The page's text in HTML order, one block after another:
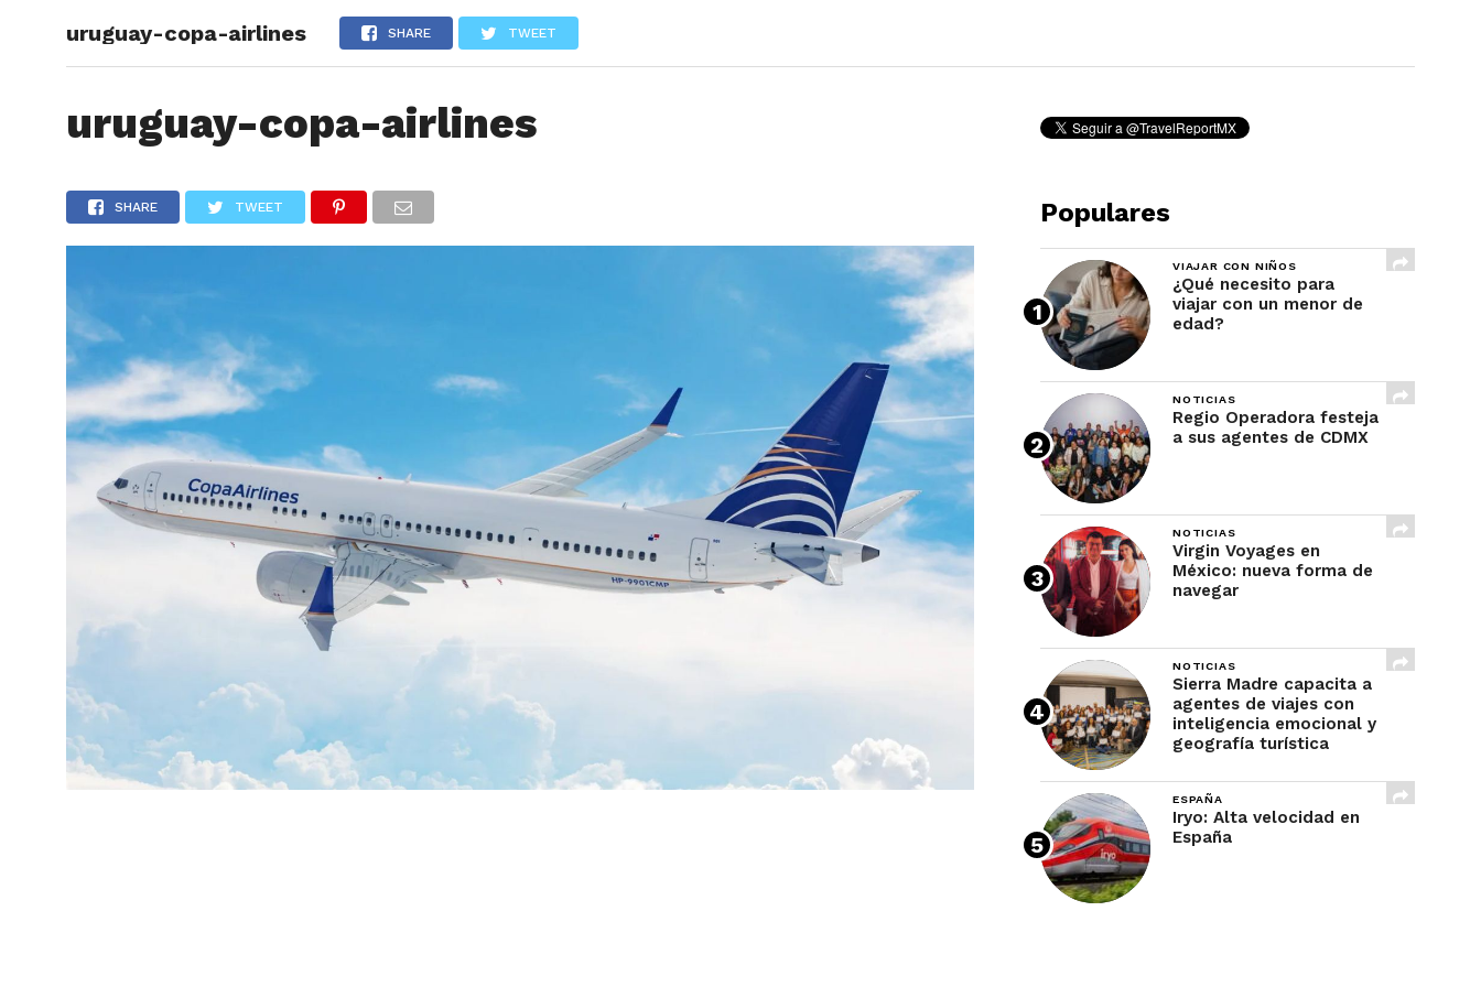
ARTÍCULOS REVIEWS
uruguay-copa-airlines SHARE TWEET
uruguay-copa-airlines
SHARE TWEET Populares
VIAJAR CON NIÑOS
¿Qué necesito para
viajar con un menor de
edad?
NOTICIAS
Regio Operadora festeja
a sus agentes de CDMX
NOTICIAS
Virgin Voyages en
México: nueva forma de
navegar
NOTICIAS
Sierra Madre capacita a
agentes de viajes con
inteligencia emocional y
geografía turística
ESPAÑA
Iryo: Alta velocidad en
España